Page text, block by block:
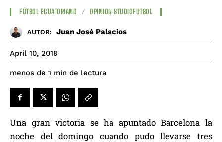
FÚTBOL ECUATORIANO OPINION STUDIOFUTBOL
AUTOR: Juan José Palacios
April 10, 2018
menos de 1 min de lectura
Una gran victoria se ha apuntado Barcelona la
noche del domingo cuando pudo llevarse tres